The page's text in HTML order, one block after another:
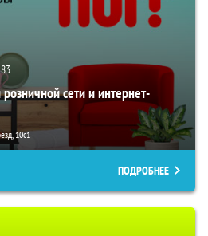
83
сети и интернет-
10с1
ПОДРОБНЕЕ